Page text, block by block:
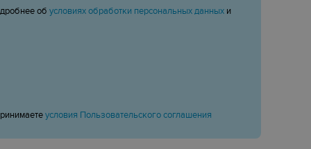
об условиях обработки персональных данных и
условия Пользовательского соглашения